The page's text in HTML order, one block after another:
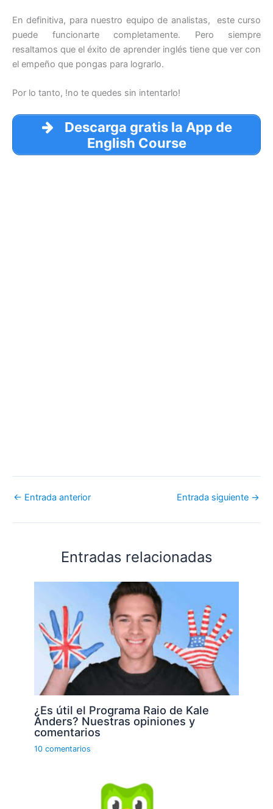
En definitiva, para nuestro equipo de analistas, este curso
puede funcionarte completamente. Pero siempre
resaltamos que el éxito de aprender inglés tiene que ver con
el empeño que pongas para lograrlo.
Por lo tanto, !no te quedes sin intentarlo!
Descarga gratis la App de
English Course
← Entrada anterior Entrada siguiente →
Entradas relacionadas
¿Es útil el Programa Raio de Kale
Anders? Nuestras opiniones y
comentarios
10 comentarios